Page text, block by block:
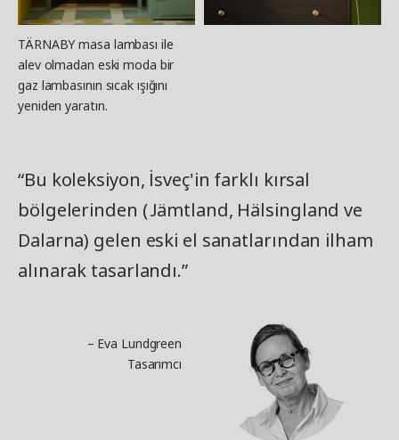
TÄRNABY masa lambası ile
alev olmadan eski moda bir
gaz lambasının sıcak ışığını
yeniden yaratın.
“Bu koleksiyon, İsveç'in farklı kırsal
bölgelerinden (Jämtland, Hälsingland ve
Dalarna) gelen eski el sanatlarından ilham
alınarak tasarlandı.”
– Eva Lundgreen
Tasarımcı